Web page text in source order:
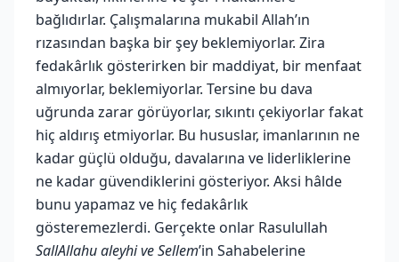
bağlıdırlar. Çalışmalarına mukabil Allah’ın
rızasından başka bir şey beklemiyorlar. Zira
fedakârlık gösterirken bir maddiyat, bir menfaat
almıyorlar, beklemiyorlar. Tersine bu dava
uğrunda zarar görüyorlar, sıkıntı çekiyorlar fakat
hiç aldırış etmiyorlar. Bu hususlar, imanlarının ne
kadar güçlü olduğu, davalarına ve liderliklerine
ne kadar güvendiklerini gösteriyor. Aksi hâlde
bunu yapamaz ve hiç fedakârlık
gösteremezlerdi. Gerçekte onlar Rasulullah
SallAllahu aleyhi ve Sellem’in Sahabelerine